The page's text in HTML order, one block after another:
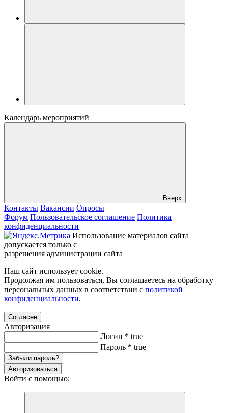
Календарь мероприятий
Вверх
Контакты Вакансии Опросы
Форум Пользовательское соглашение Политика
конфиденциальности
Использование материалов сайта
допускается только с
разрешения администрации сайта
Наш сайт использует cookie.
Продолжая им пользоваться, Вы соглашаетесь на обработку
персональных данных в соответствии с политикой
конфиденциальности.
Согласен
Авторизация
Логин * true
Пароль * true
Забыли пароль?
Авторизоваться
Войти с помощью: